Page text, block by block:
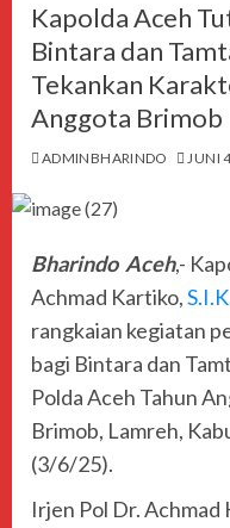
Kapolda Aceh
Bintara dan
Tekankan
Anggota Brimob
ADMINBHARINDO JUNI
Bharindo Aceh,-
Achmad Kartiko,
rangkaian kegiatan
bagi Bintara dan
Polda Aceh Tahun
Brimob, Lamreh,
(3/6/25).
Irjen Pol Dr. Achmad